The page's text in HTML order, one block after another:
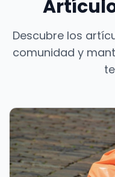
Descubre los
comunidad y